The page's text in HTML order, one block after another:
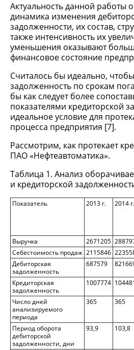
Актуальность данной работы
динамика изменения
задолженности, их состав,
также интенсивность их
уменьшения оказывают
финансовое состояние
Считалось бы идеально,
задолженность по срокам
бы как следует более
показателями кредиторской
идеальное условие для
процесса предприятия [7].
Рассмотрим, как протекает
ПАО «Нефтеавтоматика».
Таблица 1. Анализ
и кредиторской
Показатель 2013 г. 2014 г.
Выручка
2671205
Себестоимость продаж 2115846
Дебиторская
задолженность
687579
Кредиторская
задолженность
1007774
Число дней
анализируемого
периода
365 365
Период оборота
дебиторской
задолженности, дни
93,9 103,8